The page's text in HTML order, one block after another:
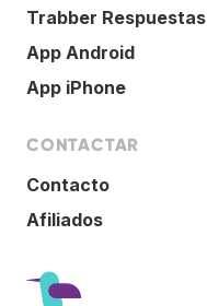
Trabber Respuestas
App Android
App iPhone
CONTACTAR
Contacto
Afiliados